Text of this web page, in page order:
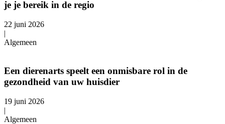
je je bereik in de regio
22 juni 2026
|
Algemeen
Een dierenarts speelt een onmisbare rol in de
gezondheid van uw huisdier
19 juni 2026
|
Algemeen